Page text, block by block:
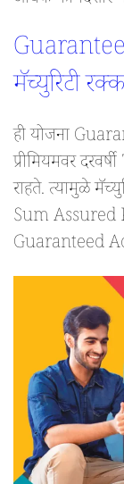
मॅच्युरिटी
ही योजना
प्रीमियमवर
राहते. त्यामुळे
Sum Assured
Guaranteed